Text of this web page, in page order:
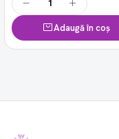
Adaugă în coș